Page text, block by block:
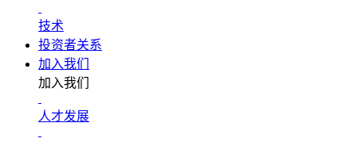
技术
投资者关系
加入我们
加入我们
人才发展